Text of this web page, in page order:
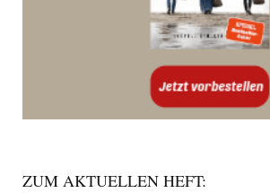
ZUM AKTUELLEN HEFT: